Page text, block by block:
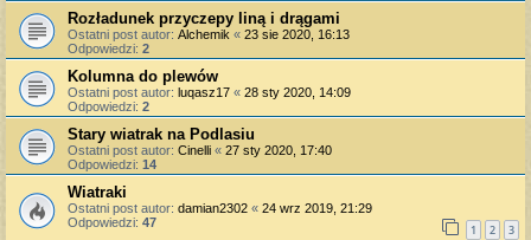
Rozładunek przyczepy liną i drągami
Ostatni post autor: Alchemik « 23 sie 2020, 16:13
Odpowiedzi: 2
Kolumna do plewów
Ostatni post autor: luqasz17 « 28 sty 2020, 14:09
Odpowiedzi: 2
Stary wiatrak na Podlasiu
Ostatni post autor: Cinelli « 27 sty 2020, 17:40
Odpowiedzi: 14
Wiatraki
Ostatni post autor: damian2302 « 24 wrz 2019, 21:29
Odpowiedzi: 47 1 2 3